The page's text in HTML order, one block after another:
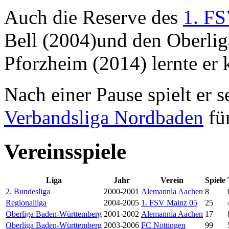
Auch die Reserve des 1.
Bell (2004)und den
Pforzheim (2014) lernte er
Nach einer Pause spielt er
Verbandsliga Nordbaden
Vereinsspiele
Liga Jahr Verein Spiele
2. Bundesliga
2000-2001 Alemannia Aachen 8
Regionalliga
2004-2005 1. FSV Mainz 05 25
Oberliga Baden-Württemberg 2001-2002 Alemannia Aachen 17
Oberliga Baden-Württemberg 2003-2006 FC Nöttingen 99